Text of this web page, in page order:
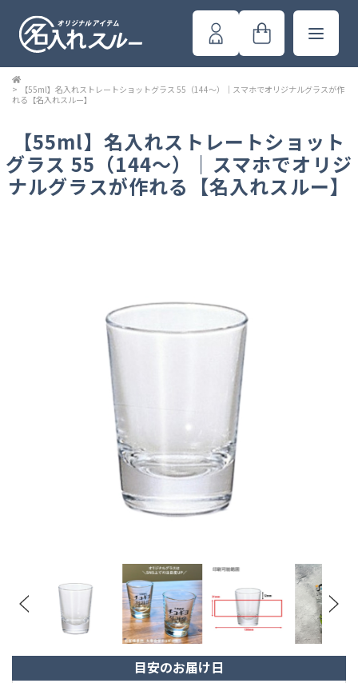
>
【55ml】名入れストレートショットグラス 55（144～）｜スマホでオリジナルグラスが作
れる【名入れスルー】
【55ml】名入れストレートショット
グラス 55（144～）｜スマホでオリジ
ナルグラスが作れる【名入れスルー】
目安のお届け日